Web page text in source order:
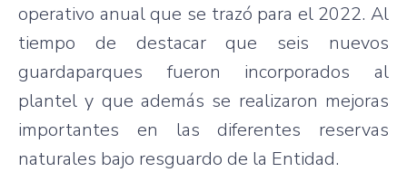
operativo anual que se trazó para el 2022. Al
tiempo de destacar que seis nuevos
guardaparques fueron incorporados al
plantel y que además se realizaron mejoras
importantes en las diferentes reservas
naturales bajo resguardo de la Entidad.